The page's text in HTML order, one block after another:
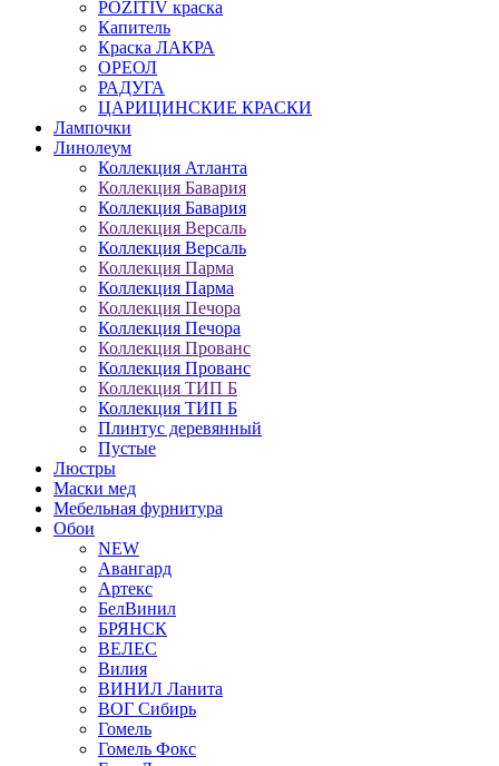
POZITIV краска
Капитель
Краска ЛАКРА
ОРЕОЛ
РАДУГА
ЦАРИЦИНСКИЕ КРАСКИ
Лампочки
Линолеум
Коллекция Атланта
Коллекция Бавария
Коллекция Бавария
Коллекция Версаль
Коллекция Версаль
Коллекция Парма
Коллекция Парма
Коллекция Печора
Коллекция Печора
Коллекция Прованс
Коллекция Прованс
Коллекция ТИП Б
Коллекция ТИП Б
Плинтус деревянный
Пустые
Люстры
Маски мед
Мебельная фурнитура
Обои
NEW
Авангард
Артекс
БелВинил
БРЯНСК
ВЕЛЕС
Вилия
ВИНИЛ Ланита
ВОГ Сибирь
Гомель
Гомель Фокс